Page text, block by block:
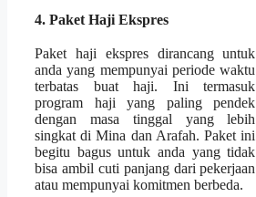
4. Paket Haji Ekspres
Paket haji ekspres dirancang untuk
anda yang mempunyai periode waktu
terbatas buat haji. Ini termasuk
program haji yang paling pendek
dengan masa tinggal yang lebih
singkat di Mina dan Arafah. Paket ini
begitu bagus untuk anda yang tidak
bisa ambil cuti panjang dari pekerjaan
atau mempunyai komitmen berbeda.